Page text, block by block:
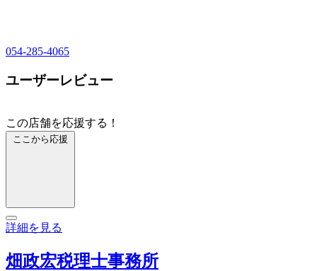
054-285-4065
ユーザーレビュー
この店舗を応援する！
ここから応援
詳細を見る
畑政宏税理士事務所